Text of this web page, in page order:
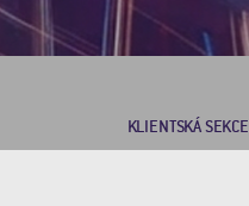
KLIENTSKÁ SEKCE